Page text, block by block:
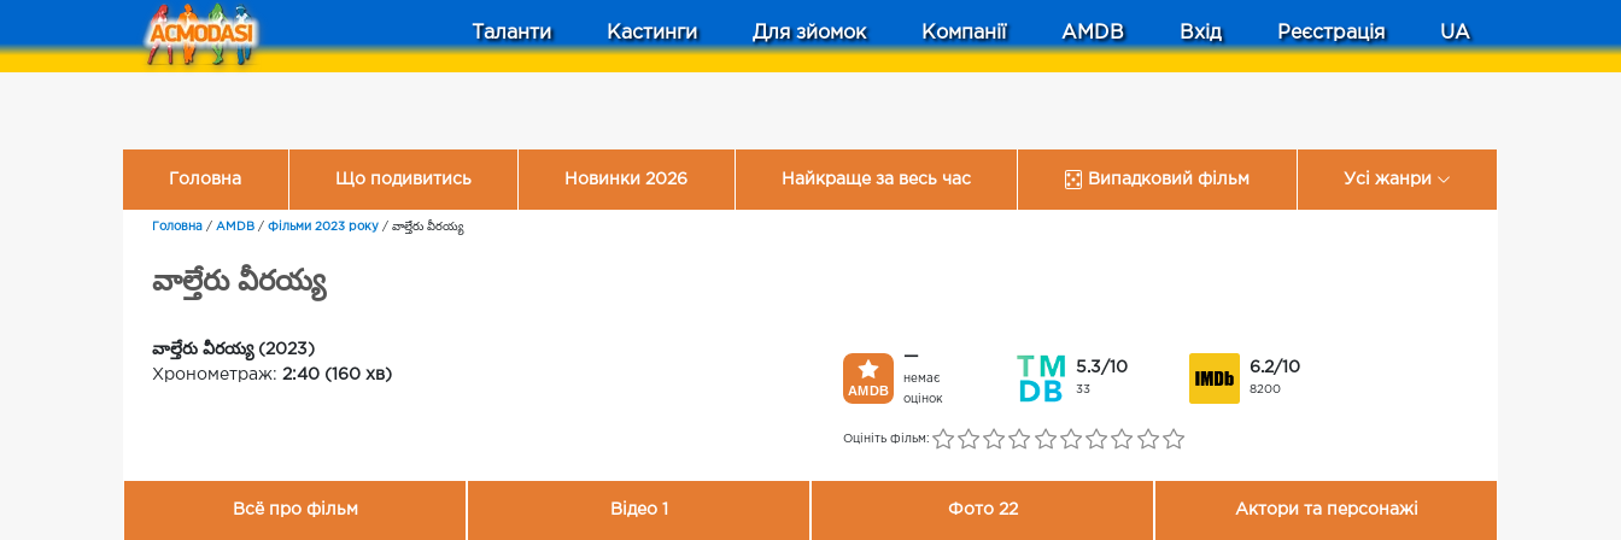
Таланти Кастинги Для зйомок Компанії AMDB Вхід Реєстрація UA
Головна Що подивитись Новинки 2026 Найкраще за весь час Випадковий фільм Усі жанри
Головна / AMDB / Фільми 2023 року / వాల్తేరు వీరయ్య
వాల్తేరు వీరయ్య
వాల్తేరు వీరయ్య (2023)
Хронометраж: 2:40 (160 хв)
—
немає
оцінок
5.3/10
33
6.2/10
8200
Оцініть фільм:
Всё про фільм Відео 1 Фото 22 Актори та персонажі